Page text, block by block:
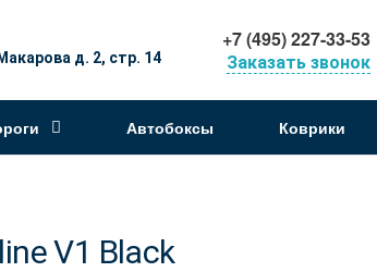
д. 2, стр. 14
+7 (495) 227-33-53
Заказать звонок
Автобоксы Коврики
V1 Black